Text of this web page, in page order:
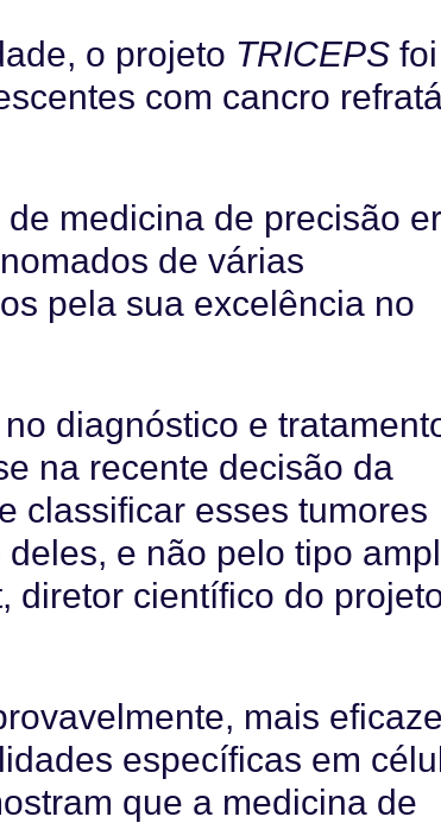
o projeto TRICEPS foi
com cancro
medicina de precisão
de várias
pela sua excelência no
diagnóstico e
na recente decisão da
classificar esses tumores
e não pelo tipo
diretor científico do
mais
específicas em
que a medicina de